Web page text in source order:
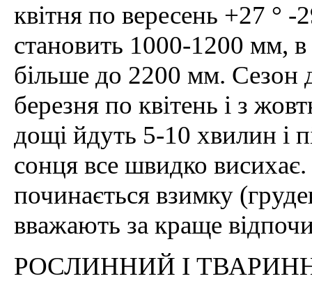
квітня по вересень +27 ° -
становить 1000-1200 мм, в
більше до 2200 мм. Сезон
березня по квітень і з
дощі йдуть 5-10 хвилин і
сонця все швидко
починається взимку
вважають за краще
РОСЛИННИЙ І